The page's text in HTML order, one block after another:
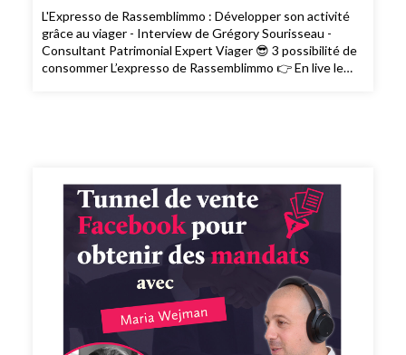
L'Expresso de Rassemblimmo : Développer son activité
grâce au viager - Interview de Grégory Sourisseau -
Consultant Patrimonial Expert Viager 😎 3 possibilité de
consommer L’expresso de Rassemblimmo 👉 En live le
d'écoute favorite ! Que demander de plus !? Ah si !!
Peut-être mettre une note et un avis sur votre
plateforme de podcast pour le faire découvrir par
d'autres conseillers. Merci pour votre soutien. 🙏🏻 Si
vous voulez passer à l'action et bénéficier des meilleurs
conseils pour exploiter pleinement votre potentiel, vous
pouvez bénéficier d'un bilan offert avec un expert de
l’équipe. Cliquez ici pour réserver votre bilan(
https://meetings.hubspot.com/silvy/entretien-via-
podcast )